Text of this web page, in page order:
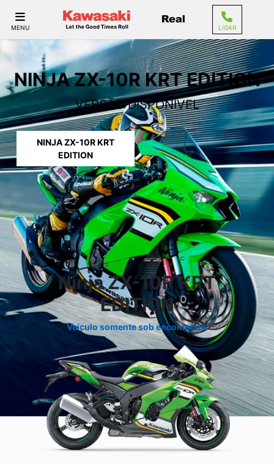
MENU LIGAR
NINJA ZX-10R KRT EDITION
VERSÃO DISPONÍVEL
NINJA ZX-10R KRT
EDITION
Ninja ZX-10R KRT
EDITION
Veículo somente sob encomenda.